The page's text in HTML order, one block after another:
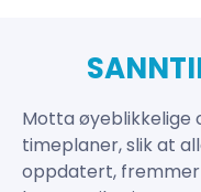
Motta øyeblikkelige
timeplaner, slik at
oppdatert,